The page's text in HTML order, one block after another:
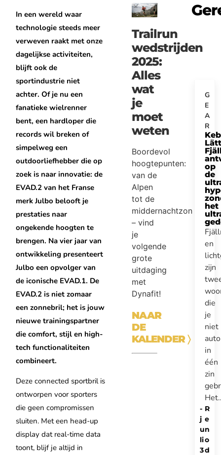
In een wereld waar
technologie steeds meer
verweven raakt met onze
dagelijkse activiteiten,
blijft ook de
sportindustrie niet
achter. Of je nu een
fanatieke wielrenner
bent, een hardloper die
records wil breken of
simpelweg een
outdoorliefhebber die op
zoek is naar innovatie: de
EVAD.2 van het Franse
merk Julbo belooft je
prestaties naar
ongekende hoogten te
brengen. Na vier jaar van
ontwikkeling presenteert
Julbo een opvolger van
de iconische EVAD.1. De
EVAD.2 is niet zomaar
een zonnebril; het is jouw
nieuwe trainingspartner
die comfort, stijl en high-
tech functionaliteiten
combineert.
Deze connected sportbril is
ontworpen voor sporters
die geen compromissen
sluiten. Met een head-up
display dat real-time data
toont, blijf je altijd in
Trailrun
wedstrijden
2025:
Alles
wat
je
moet
weten
Boordevol
hoogtepunten:
van de
Alpen
tot de
middernachtzon
– vind
je
volgende
grote
uitdaging
met
Dynafit!
NAAR
DE
KALENDER〉
G
E
A
R
Keb
op
de
het
en
zijn
die
je
niet
in
één
zin
R
e
n
o
d
-
j
u
li
3